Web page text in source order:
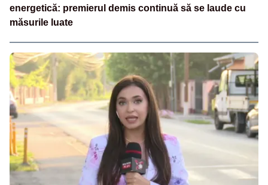
energetică: premierul demis continuă să se laude cu
măsurile luate